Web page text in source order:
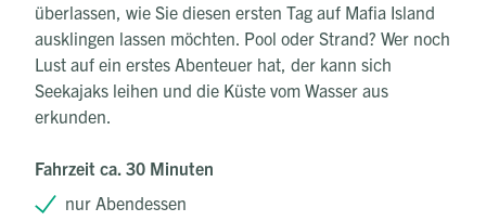
überlassen, wie Sie diesen ersten Tag auf Mafia Island
ausklingen lassen möchten. Pool oder Strand? Wer noch
Lust auf ein erstes Abenteuer hat, der kann sich
Seekajaks leihen und die Küste vom Wasser aus
erkunden.
Fahrzeit ca. 30 Minuten
nur Abendessen